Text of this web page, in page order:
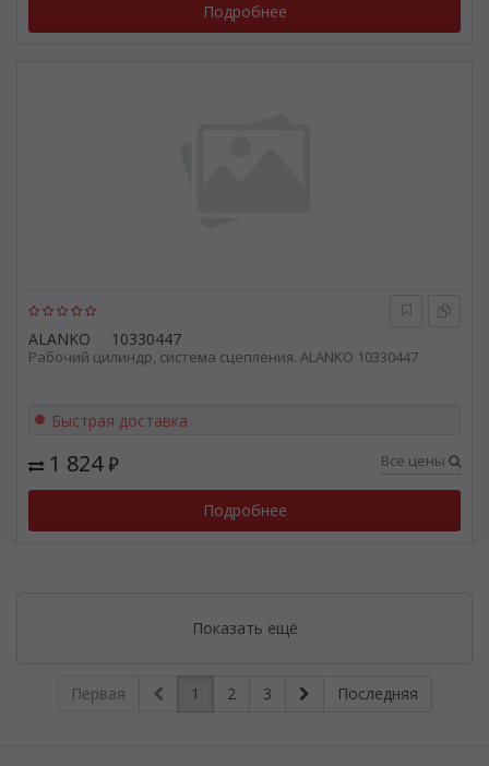
Подробнее
ALANKO 10330447
Рабочий цилиндр, система сцепления. ALANKO 10330447
Быстрая доставка
1 824₽ Все цены
Подробнее
Показать ещё
Первая 1 2 3 Последняя